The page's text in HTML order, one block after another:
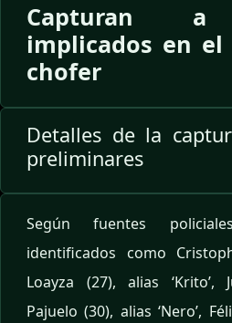
Capturan a
implicados en el
chofer
Detalles de la
preliminares
Según fuentes
identificados como
Loayza (27), alias ‘Krito’,
Pajuelo (30), alias ‘Nero’,